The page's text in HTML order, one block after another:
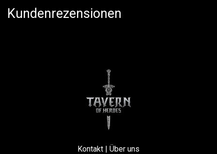
Kundenrezensionen
Kontakt Über uns